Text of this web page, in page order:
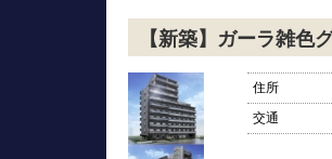
【新築】ガーラ雑色
住所
交通